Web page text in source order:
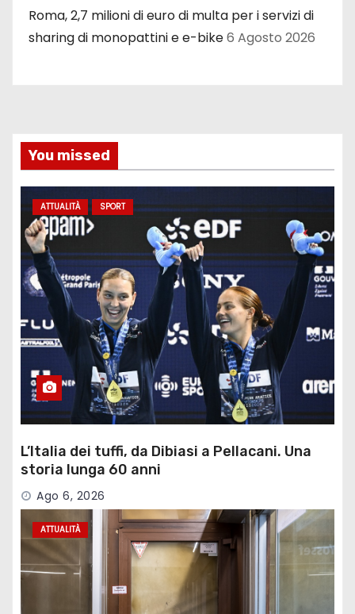
Roma, 2,7 milioni di euro di multa per i servizi di
sharing di monopattini e e-bike6 Agosto 2026
You missed
ATTUALITÀ SPORT
L’Italia dei tuffi, da Dibiasi a Pellacani. Una
storia lunga 60 anni
Ago 6, 2026
ATTUALITÀ